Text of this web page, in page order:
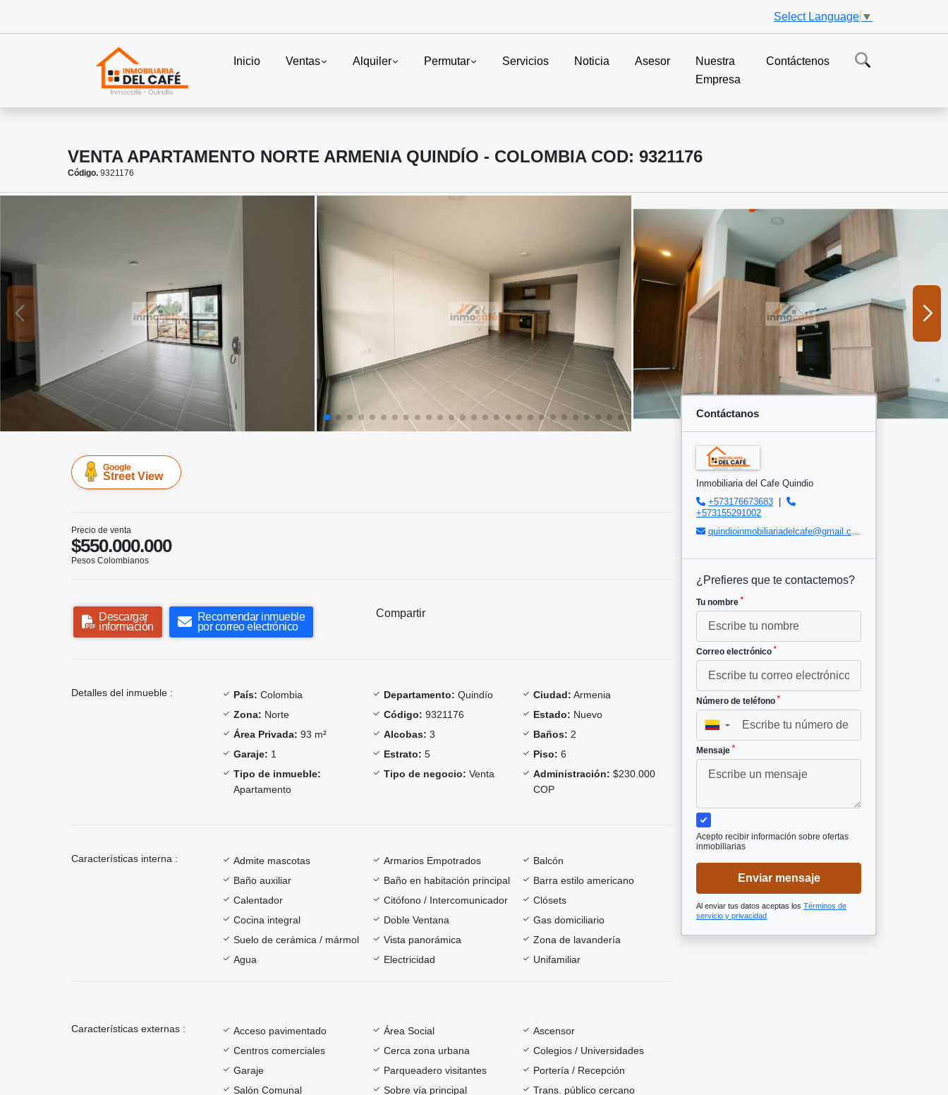
Select Language ▼
Inicio Ventas Alquiler Permutar Servicios Noticia Asesor
Nuestra
Empresa
Contáctenos
VENTA APARTAMENTO NORTE ARMENIA QUINDÍO - COLOMBIA COD: 9321176
Código. 9321176
Google
Street View
Precio de venta
$550.000.000
Pesos Colombianos
Descargar
información
Recomendar inmueble
por correo electrónico
Compartir
Detalles del inmueble : País: Colombia Departamento: Quindío Ciudad: Armenia
Zona: Norte Código: 9321176 Estado: Nuevo
Área Privada: 93 m² Alcobas: 3 Baños: 2
Garaje: 1 Estrato: 5 Piso: 6
Tipo de inmueble:
Apartamento
Tipo de negocio: Venta Administración: $230.000
COP
Características interna : Admite mascotas Armarios Empotrados
Balcón
Baño auxiliar
Baño en habitación principal
Barra estilo americano
Calentador
Citófono / Intercomunicador
Clósets
Cocina integral
Doble Ventana
Gas domiciliario
Suelo de cerámica / mármol
Vista panorámica
Zona de lavandería
Agua
Electricidad Unifamiliar
Características externas : Acceso pavimentado Área Social
Ascensor
Centros comerciales
Cerca zona urbana
Colegios / Universidades
Garaje
Parqueadero visitantes
Portería / Recepción
Salón Comunal
Sobre vía principal
Trans. público cercano
Contáctanos
Inmobiliaria del Cafe Quindio
+573176673683 |
+573155291002
quindioinmobiliariadelcafe@gmail.com
¿Prefieres que te contactemos?
Tu nombre *
Correo electrónico *
Número de teléfono *
▼
Mensaje *
Acepto recibir información sobre ofertas
inmobiliarias
Enviar mensaje
Al enviar tus datos aceptas los Términos de
servicio y privacidad